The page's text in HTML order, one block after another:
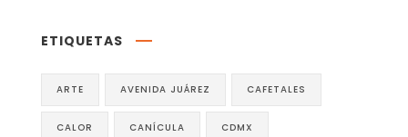
ETIQUETAS
ARTE AVENIDA JUÁREZ CAFETALES
CALOR CANÍCULA CDMX